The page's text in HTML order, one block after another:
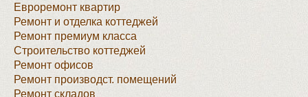
Евроремонт квартир
Ремонт и отделка коттеджей
Ремонт премиум класса
Строительство коттеджей
Ремонт офисов
Ремонт производст. помещений
Ремонт складов